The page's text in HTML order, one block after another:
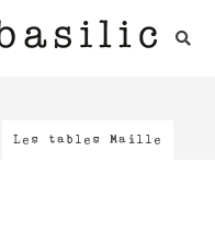
Les tables Maille